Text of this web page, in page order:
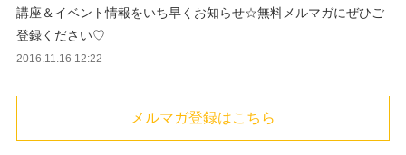
講座＆イベント情報をいち早くお知らせ☆無料メルマガにぜひご
登録ください♡
2016.11.16 12:22
メルマガ登録はこちら